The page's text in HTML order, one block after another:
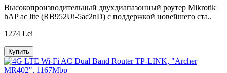
Высокопроизводительный двухдиапазонный роутер Mikrotik
hAP ac lite (RB952Ui-5ac2nD) с поддержкой новейшего ста..
1274 Lei
Купить